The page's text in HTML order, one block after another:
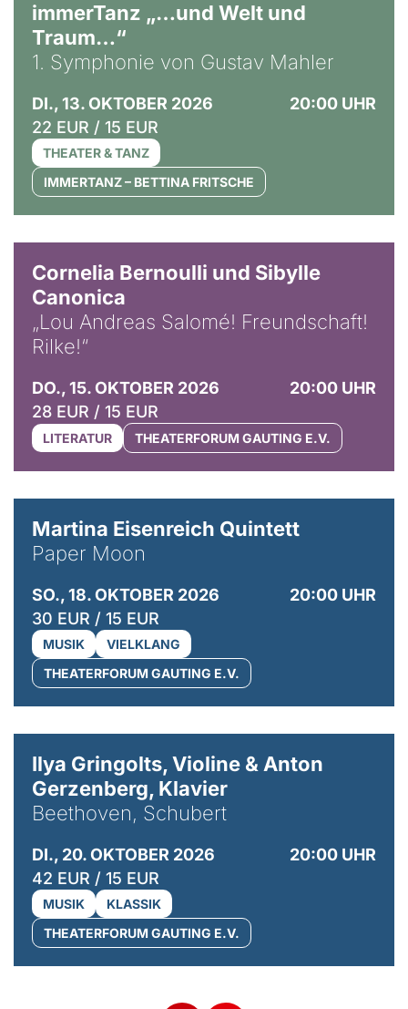
immerTanz „…und Welt und
Traum…“
1. Symphonie von Gustav Mahler
DI., 13. OKTOBER 2026
20:00 UHR
22 EUR / 15 EUR
THEATER & TANZ
IMMERTANZ – BETTINA FRITSCHE
Cornelia Bernoulli und Sibylle
Canonica
„Lou Andreas Salomé! Freundschaft!
Rilke!“
DO., 15. OKTOBER 2026
20:00 UHR
28 EUR / 15 EUR
LITERATUR THEATERFORUM GAUTING E.V.
Martina Eisenreich Quintett
Paper Moon
SO., 18. OKTOBER 2026
20:00 UHR
30 EUR / 15 EUR
MUSIK
VIELKLANG
THEATERFORUM GAUTING E.V.
Ilya Gringolts, Violine & Anton
Gerzenberg, Klavier
Beethoven, Schubert
DI., 20. OKTOBER 2026
20:00 UHR
42 EUR / 15 EUR
MUSIK
KLASSIK
THEATERFORUM GAUTING E.V.